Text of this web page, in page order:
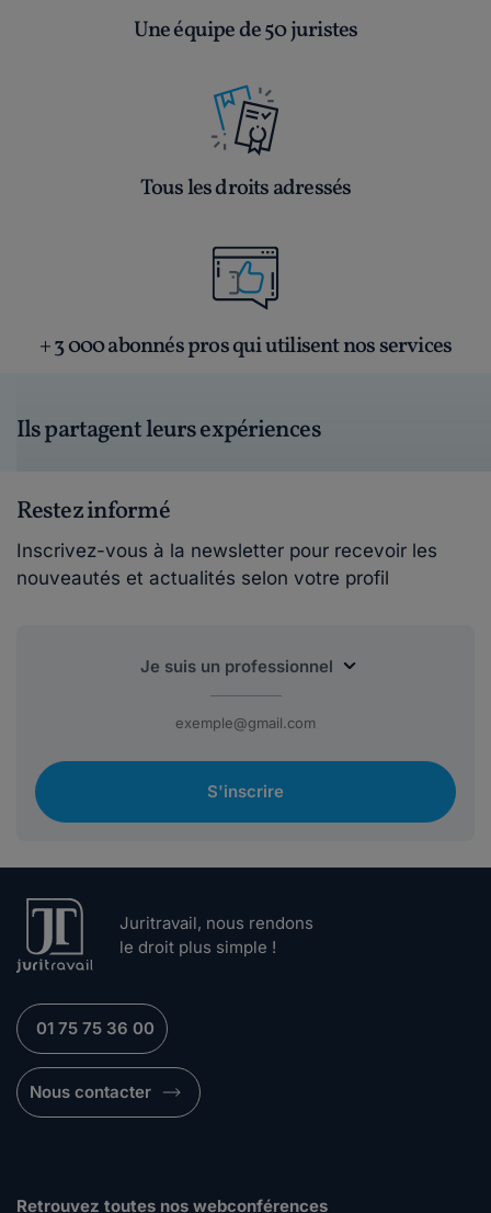
Une équipe de 50 juristes
Tous les droits adressés
+ 3 000 abonnés pros qui utilisent nos services
Ils partagent leurs expériences
Restez informé
Inscrivez-vous à la newsletter pour recevoir les
nouveautés et actualités selon votre profil
S'inscrire
Juritravail, nous rendons
le droit plus simple !
01 75 75 36 00
Nous contacter
Retrouvez toutes nos webconférences